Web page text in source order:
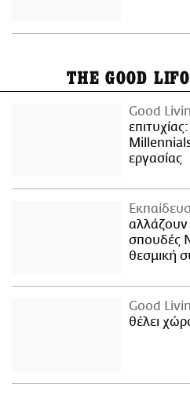
THE GOOD LIFO
Good
εργασίας
αλλάζουν
σπουδές
θεσμική
Good
θέλει